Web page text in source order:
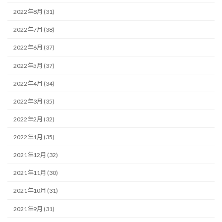
2022年8月 (31)
2022年7月 (38)
2022年6月 (37)
2022年5月 (37)
2022年4月 (34)
2022年3月 (35)
2022年2月 (32)
2022年1月 (35)
2021年12月 (32)
2021年11月 (30)
2021年10月 (31)
2021年9月 (31)